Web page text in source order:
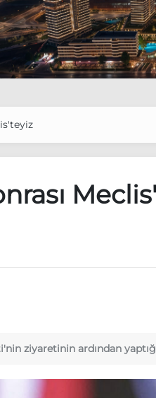
eylem yasağı uzatıldı
daha katılmama kararı aldı
ziyaretinin ardından